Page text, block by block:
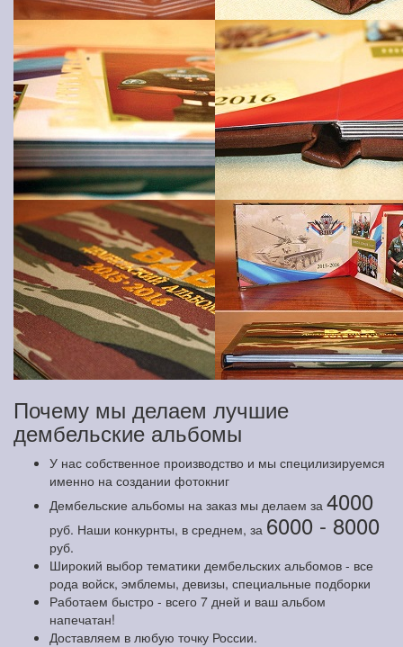
Почему мы делаем лучшие
дембельские альбомы
У нас собственное производство и мы специлизируемся
именно на создании фотокниг
Дембельские альбомы на заказ мы делаем за 4000
руб. Наши конкурнты, в среднем, за 6000 - 8000
руб.
Широкий выбор тематики дембельских альбомов - все
рода войск, эмблемы, девизы, специальные подборки
Работаем быстро - всего 7 дней и ваш альбом
напечатан!
Доставляем в любую точку России.